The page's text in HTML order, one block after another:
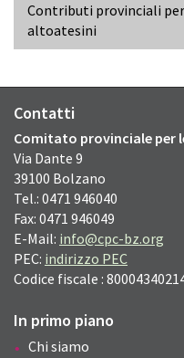
Contributi provinciali
altoatesini
Contatti
Comitato provinciale per
Via Dante 9
39100 Bolzano
Tel.: 0471 946040
Fax: 0471 946049
E-Mail: info@cpc-bz.org
PEC: indirizzo PEC
Codice fiscale :
In primo piano
Chi siamo